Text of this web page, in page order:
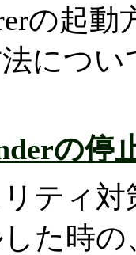
の起
につ
の停
ティ
た時の